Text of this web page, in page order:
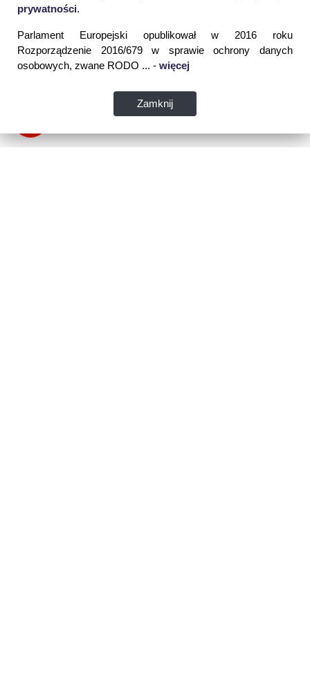
prywatności.
Parlament Europejski opublikował w 2016 roku
Rozporządzenie 2016/679 w sprawie ochrony danych
osobowych, zwane RODO ... - więcej
Zamknij